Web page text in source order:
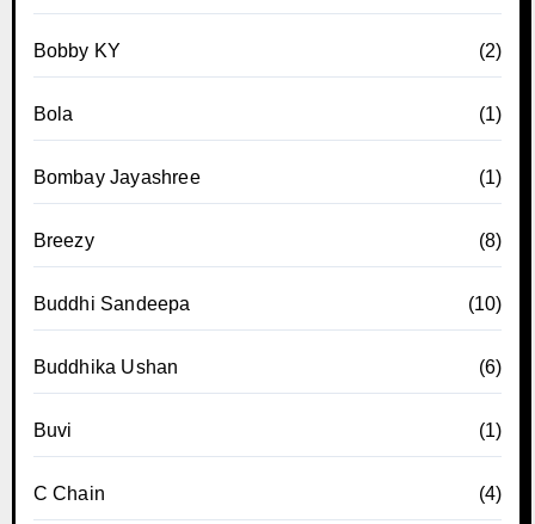
Bobby KY (2)
Bola (1)
Bombay Jayashree (1)
Breezy (8)
Buddhi Sandeepa (10)
Buddhika Ushan (6)
Buvi (1)
C Chain (4)